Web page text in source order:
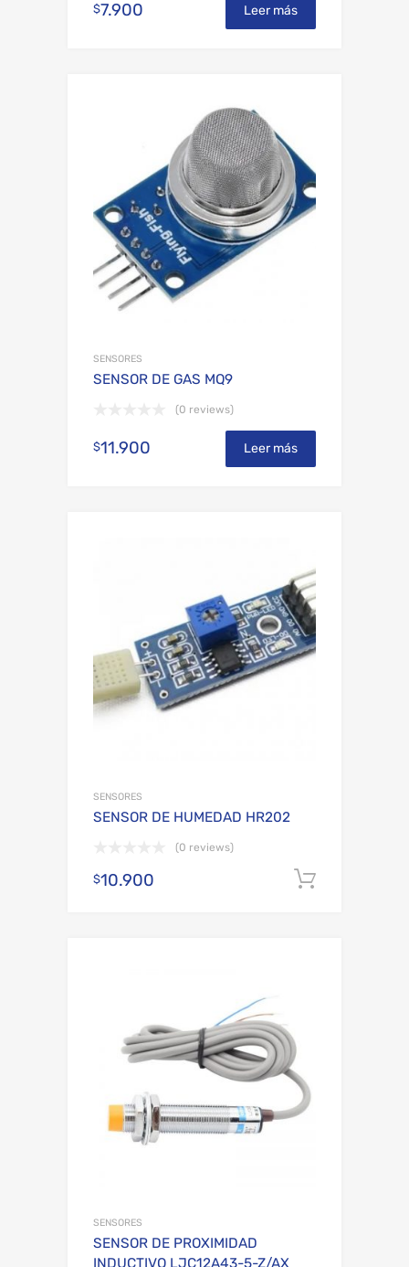
$7.900 Leer más
SENSORES
SENSOR DE GAS MQ9
(0 reviews)
$11.900 Leer más
SENSORES
SENSOR DE HUMEDAD HR202
(0 reviews)
$10.900
SENSORES
SENSOR DE PROXIMIDAD
INDUCTIVO LJC12A43-5-Z/AX